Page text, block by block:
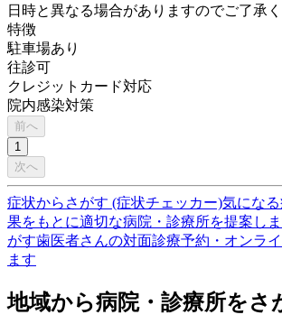
日時と異なる場合がありますのでご了承
特徴
駐車場あり
往診可
クレジットカード対応
院内感染対策
前へ
1
次へ
症状からさがす (症状チェッカー)気にな
果をもとに適切な病院・診療所を提案し
がす歯医者さんの対面診療予約・オンラ
ます
地域から病院・診療所をさ